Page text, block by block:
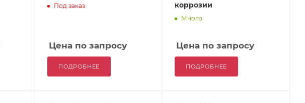
Под заказ
Цена по запросу
ПОДРОБНЕЕ
коррозии
Много
Цена по запросу
ПОДРОБНЕЕ